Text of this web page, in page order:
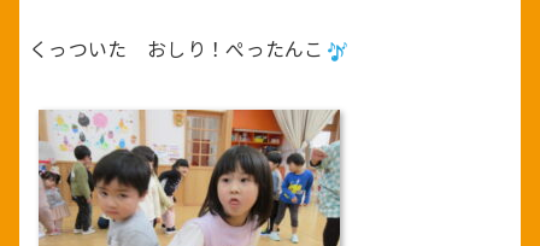
くっついた おしり！ぺったんこ